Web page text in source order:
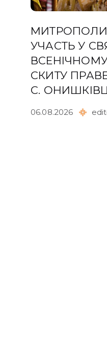
УЧАСТЬ У
СКИТУ
С.
06.08.2026